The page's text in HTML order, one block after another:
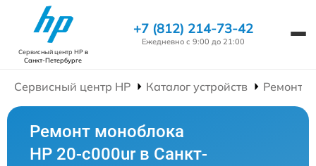
Сервисный центр HPв
Санкт-Петербурге
+7 (812) 214-73-42
Ежедневно с 9:00 до 21:00
Сервисный центр HP Каталог устройств Ремонт
Ремонт моноблока
HP 20-c000ur в Санкт-